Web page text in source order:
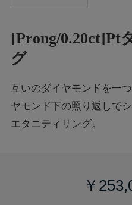
[Prong/0.20ct]Pt
グ
互いのダイヤモンドを一
ヤモンド下の照り返しで
エタニティリング。
￥